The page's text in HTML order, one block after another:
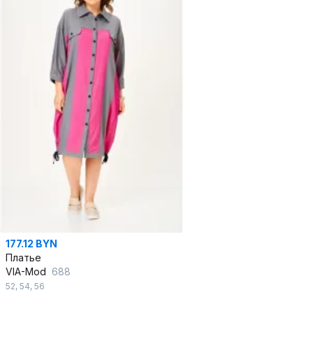
177.12 BYN
Платье
VIA-Mod 688
52, 54, 56